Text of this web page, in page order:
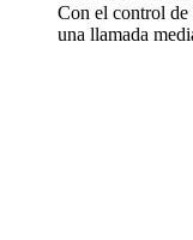
Con el control de
una llamada